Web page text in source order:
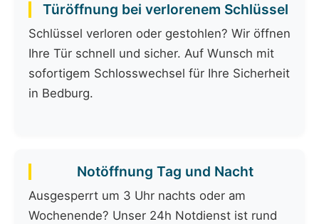
Türöffnung bei verlorenem Schlüssel
Schlüssel verloren oder gestohlen? Wir öffnen
Ihre Tür schnell und sicher. Auf Wunsch mit
sofortigem Schlosswechsel für Ihre Sicherheit
in Bedburg.
Notöffnung Tag und Nacht
Ausgesperrt um 3 Uhr nachts oder am
Wochenende? Unser 24h Notdienst ist rund